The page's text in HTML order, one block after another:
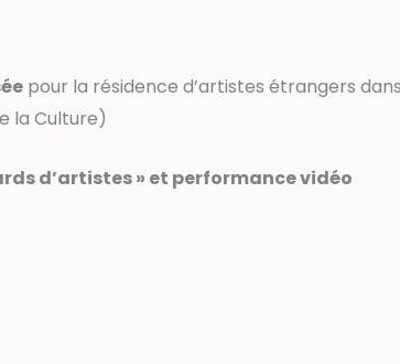
pour la résidence d’artistes étrangers
la Culture)
d’artistes » et performance vidéo